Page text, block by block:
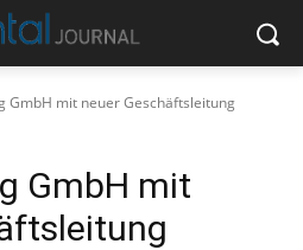
GmbH mit neuer Geschäftsleitung
GmbH mit